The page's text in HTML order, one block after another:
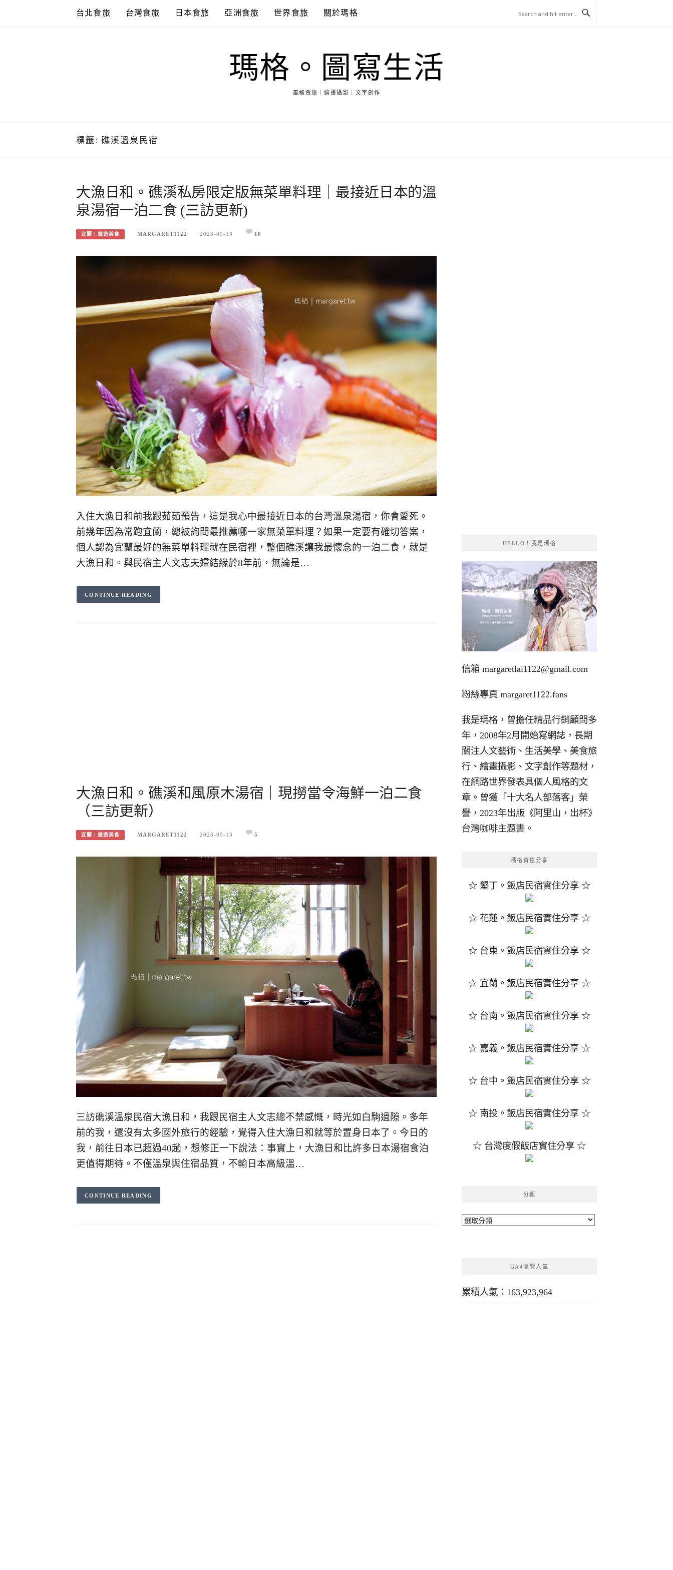
台北食旅 台灣食旅 日本食旅 亞洲食旅 世界食旅 關於瑪格
瑪格。圖寫生活
風格食旅｜繪畫攝影｜文字創作
標籤: 礁溪溫泉民宿
大漁日和。礁溪私房限定版無菜單料理｜最接近日本的溫
泉湯宿一泊二食 (三訪更新)
宜蘭｜旅遊美食 MARGARET1122 2023-09-13 10
入住大漁日和前我跟茹茹預告，這是我心中最接近日本的台灣溫泉湯宿，你會愛死。
前幾年因為常跑宜蘭，總被詢問最推薦哪一家無菜單料理？如果一定要有確切答案，
個人認為宜蘭最好的無菜單料理就在民宿裡，整個礁溪讓我最懷念的一泊二食，就是
大漁日和。與民宿主人文志夫婦結緣於8年前，無論是…
CONTINUE READING
大漁日和。礁溪和風原木湯宿｜現撈當令海鮮一泊二食
（三訪更新）
宜蘭｜旅遊美食 MARGARET1122 2023-09-13 5
三訪礁溪溫泉民宿大漁日和，我跟民宿主人文志總不禁感慨，時光如白駒過隙。多年
前的我，還沒有太多國外旅行的經驗，覺得入住大漁日和就等於置身日本了。今日的
我，前往日本已超過40趟，想修正一下說法：事實上，大漁日和比許多日本湯宿食泊
更值得期待。不僅溫泉與住宿品質，不輸日本高級溫…
CONTINUE READING
HELLO！我是瑪格
信箱 margaretlai1122@gmail.com
粉絲專頁 margaret1122.fans
我是瑪格，曾擔任精品行銷顧問多
年，2008年2月開始寫網誌，長期
關注人文藝術、生活美學、美食旅
行、繪畫攝影、文字創作等題材，
在網路世界發表具個人風格的文
章。曾獲「十大名人部落客」榮
譽，2023年出版《阿里山，出杯》
台灣咖啡主題書。
瑪格實住分享
☆ 墾丁。飯店民宿實住分享 ☆
☆ 花蓮。飯店民宿實住分享 ☆
☆ 台東。飯店民宿實住分享 ☆
☆ 宜蘭。飯店民宿實住分享 ☆
☆ 台南。飯店民宿實住分享 ☆
☆ 嘉義。飯店民宿實住分享 ☆
☆ 台中。飯店民宿實住分享 ☆
☆ 南投。飯店民宿實住分享 ☆
☆ 台灣度假飯店實住分享 ☆
分類
分
GA4瀏覽人氣
累積人氣：163,923,964